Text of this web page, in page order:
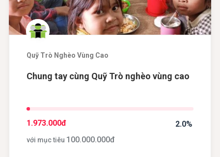
Quỹ Trò Nghèo Vùng Cao
Chung tay cùng Quỹ Trò nghèo vùng cao
2.0%
1.973.000đ
với mục tiêu 100.000.000đ